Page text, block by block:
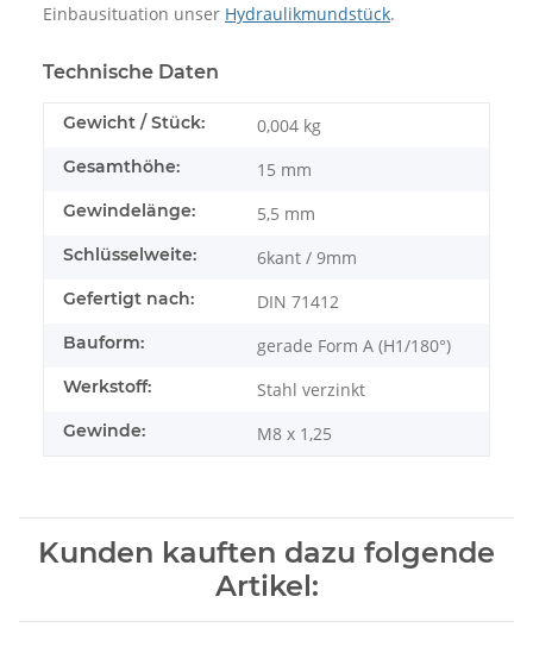
Einbausituation unser Hydraulikmundstück.
Technische Daten
Gewicht / Stück: 0,004 kg
Gesamthöhe: 15 mm
Gewindelänge: 5,5 mm
Schlüsselweite: 6kant / 9mm
Gefertigt nach: DIN 71412
Bauform: gerade Form A (H1/180°)
Werkstoff: Stahl verzinkt
Gewinde: M8 x 1,25
Kunden kauften dazu folgende
Artikel: